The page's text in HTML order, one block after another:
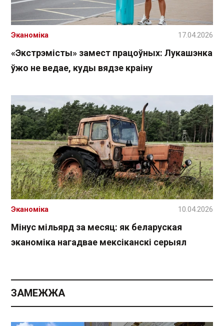
«Экстрэмісты» замест працоўных: Лукашэнка
ўжо не ведае, куды вядзе краіну
Эканоміка 17.04.2026
Мінус мільярд за месяц: як беларуская
эканоміка нагадвае мексіканскі серыял
Эканоміка 10.04.2026
ЗАМЕЖЖА